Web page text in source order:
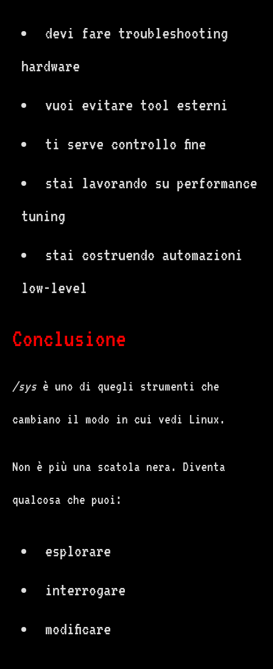
devi fare troubleshooting
hardware
vuoi evitare tool esterni
ti serve controllo fine
stai lavorando su performance
tuning
stai costruendo automazioni
low-level
Conclusione
/sys è uno di quegli strumenti che
cambiano il modo in cui vedi Linux.
Non è più una scatola nera. Diventa
qualcosa che puoi:
esplorare
interrogare
modificare